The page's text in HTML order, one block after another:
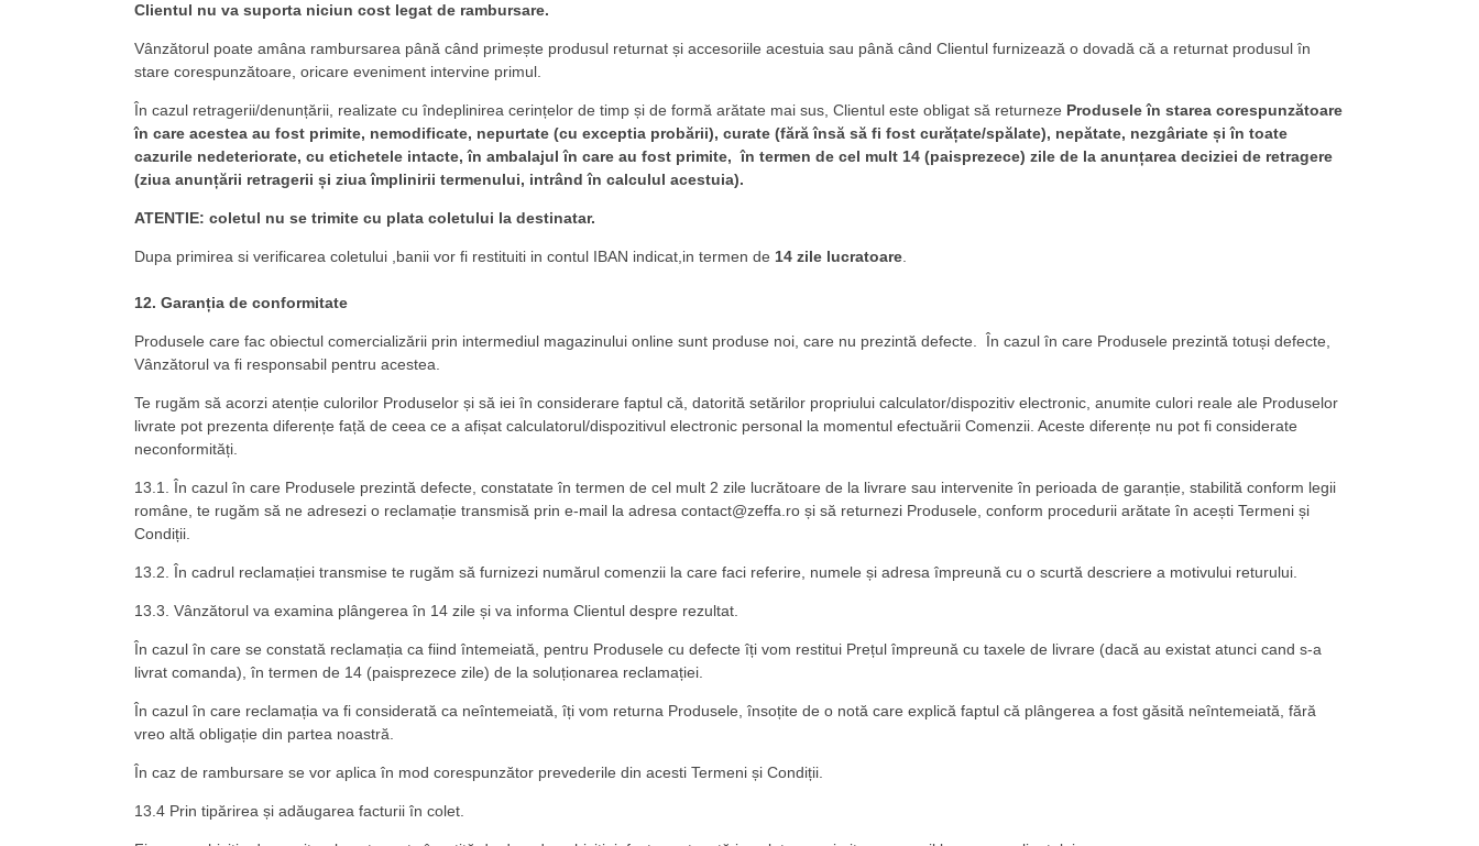
Clientul nu va suporta niciun cost legat de rambursare.
Vânzătorul poate amâna rambursarea până când primește produsul returnat și accesoriile acestuia sau până când Clientul furnizează o dovadă că a returnat produsul în
stare corespunzătoare, oricare eveniment intervine primul.
În cazul retragerii/denunțării, realizate cu îndeplinirea cerințelor de timp și de formă arătate mai sus, Clientul este obligat să returneze Produsele în starea corespunzătoare
în care acestea au fost primite, nemodificate, nepurtate (cu exceptia probării), curate (fără însă să fi fost curățate/spălate), nepătate, nezgâriate și în toate
cazurile nedeteriorate, cu etichetele intacte, în ambalajul în care au fost primite, în termen de cel mult 14 (paisprezece) zile de la anunțarea deciziei de retragere
(ziua anunțării retragerii și ziua împlinirii termenului, intrând în calculul acestuia).
ATENTIE: coletul nu se trimite cu plata coletului la destinatar.
Dupa primirea si verificarea coletului ,banii vor fi restituiti in contul IBAN indicat,in termen de 14 zile lucratoare
12. Garanția de conformitate
Produsele care fac obiectul comercializării prin intermediul magazinului online sunt produse noi, care nu prezintă defecte. În cazul în care Produsele prezintă totuși defecte,
Vânzătorul va fi responsabil pentru acestea.
Te rugăm să acorzi atenție culorilor Produselor și să iei în considerare faptul că, datorită setărilor propriului calculator/dispozitiv electronic, anumite culori reale ale Produselor
livrate pot prezenta diferențe față de ceea ce a afișat calculatorul/dispozitivul electronic personal la momentul efectuării Comenzii. Aceste diferențe nu pot fi considerate
neconformități.
13.1. În cazul în care Produsele prezintă defecte, constatate în termen de cel mult 2 zile lucrătoare de la livrare sau intervenite în perioada de garanție, stabilită conform legii
române, te rugăm să ne adresezi o reclamație transmisă prin e-mail la adresa contact@zeffa.ro și să returnezi Produsele, conform procedurii arătate în acești Termeni și
Condiții.
13.2. În cadrul reclamației transmise te rugăm să furnizezi numărul comenzii la care faci referire, numele și adresa împreună cu o scurtă descriere a motivului returului.
13.3. Vânzătorul va examina plângerea în 14 zile și va informa Clientul despre rezultat.
În cazul în care se constată reclamația ca fiind întemeiată, pentru Produsele cu defecte îți vom restitui Prețul împreună cu taxele de livrare (dacă au existat atunci cand s-a
livrat comanda), în termen de 14 (paisprezece zile) de la soluționarea reclamației.
În cazul în care reclamația va fi considerată ca neîntemeiată, îți vom returna Produsele, însoțite de o notă care explică faptul că plângerea a fost găsită neîntemeiată, fără
vreo altă obligație din partea noastră.
În caz de rambursare se vor aplica în mod corespunzător prevederile din acesti Termeni și Condiții.
13.4 Prin tipărirea și adăugarea facturii în colet.